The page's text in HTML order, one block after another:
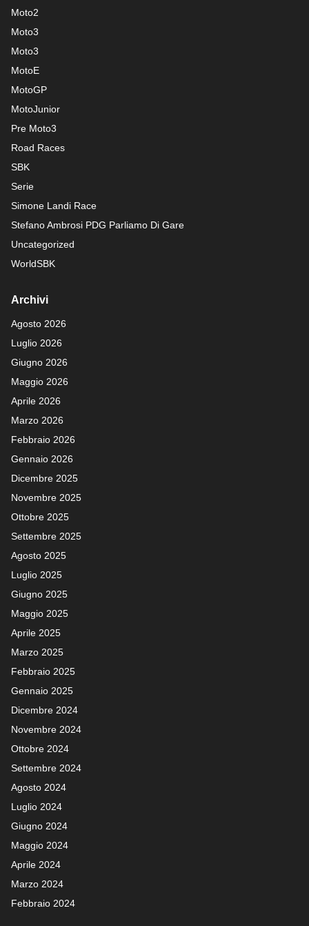
Moto2
Moto3
Moto3
MotoE
MotoGP
MotoJunior
Pre Moto3
Road Races
SBK
Serie
Simone Landi Race
Stefano Ambrosi PDG Parliamo Di Gare
Uncategorized
WorldSBK
Archivi
Agosto 2026
Luglio 2026
Giugno 2026
Maggio 2026
Aprile 2026
Marzo 2026
Febbraio 2026
Gennaio 2026
Dicembre 2025
Novembre 2025
Ottobre 2025
Settembre 2025
Agosto 2025
Luglio 2025
Giugno 2025
Maggio 2025
Aprile 2025
Marzo 2025
Febbraio 2025
Gennaio 2025
Dicembre 2024
Novembre 2024
Ottobre 2024
Settembre 2024
Agosto 2024
Luglio 2024
Giugno 2024
Maggio 2024
Aprile 2024
Marzo 2024
Febbraio 2024